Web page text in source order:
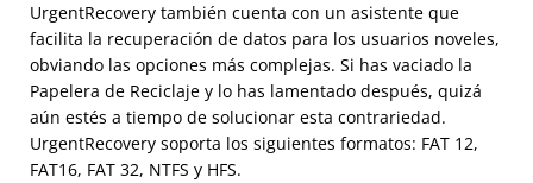
UrgentRecovery también cuenta con un asistente que
facilita la recuperación de datos para los usuarios noveles,
obviando las opciones más complejas. Si has vaciado la
Papelera de Reciclaje y lo has lamentado después, quizá
aún estés a tiempo de solucionar esta contrariedad.
UrgentRecovery soporta los siguientes formatos: FAT 12,
FAT16, FAT 32, NTFS y HFS.